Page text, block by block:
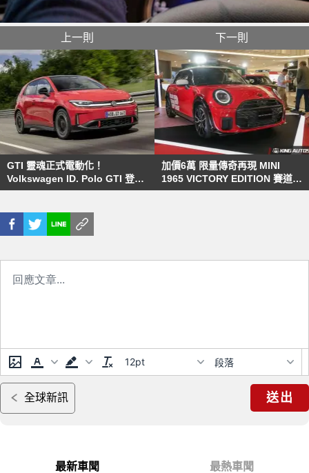
上一則
GTI 靈魂正式電動化！
Volkswagen ID. Polo GTI 登
場，226 匹性能直逼鋼砲級距
下一則
加價6萬 限量傳奇再現 MINI
1965 VICTORY EDITION 賽道榮
耀熱血回歸
12pt 段落
全球新訊 送出
最新車聞 最熱車聞